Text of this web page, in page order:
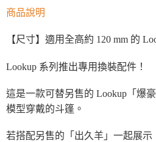
商品說明
【尺寸】適用全高約 120 mm 的
Lookup 系列推出專用換裝配件！
這是一款可替另售的 Lookup「爆
模型穿戴的斗篷。
若搭配另售的「出久羊」一起展